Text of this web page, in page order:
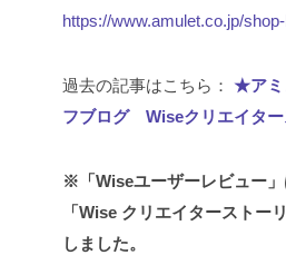
https://www.amulet.co.jp/
過去の記事はこちら： ★アミ
フブログ Wiseクリエイター
※「Wiseユーザーレビュー」
「Wise クリエイターストー
しました。